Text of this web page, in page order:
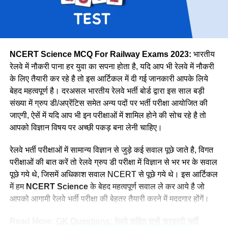
वे कहती है कि उनके इस काम को लेकर कई लोग ताने सुनाते है लेकिन वे
लोगों की बातों पर ध्यान नहीं देती है और अपना काम पूरे मन से करती है।
नीलम मानती है कि महिलाओ को हर क्षेत्र में आना चाहिए। क्योंकि महिला
पुरुष से बेहतर काम कर सकती है।
18383
उत्तर
38967
उत्तर पश्चिमी
15207
दक्षिण मध्य
16947
दक्षिण पूर्व मध्य
8025
दक्षिण पूर्व
17661
दक्षिण
22357
दक्षिण पश्चिम
6581
पश्चिम मध्य
11636
पश्चिम
30667
NCERT Science MCQ For Railway Exams 2023: भारतीय
रेलवे में नौकरी पाना हर युवा का सपना होता है, यदि आप भी रेलवे में नौकरी
के लिए तैयारी कर रहे है तो इस आर्टिकल में दी गई जानकारी आपके लिये
बेहद महत्वपूर्ण है। दरअसल भारतीय रेलवे भर्ती बोर्ड द्वारा इस साल बड़ी
संख्या में ग्रुप डी/अप्रेंटिस समेत अन्य पदों पर भर्ती परीक्षा आयोजित की
जाएगी, ऐसें में यदि आप भी इन परीक्षाओं में शामिल होने की सोच रहे है तो
आपको विज्ञान विषय पर अच्छी पकड़ बना लेनी चाहिए।
रेलवे भर्ती परीक्षाओं में सामान्य विज्ञान से जुड़े कई सवाल पूछे जाते है, विगत
परीक्षाओं की बात करें तो रेलवे ग्रुप डी परीक्षा में विज्ञान से भर भर के सवाल
पूछे गये थे, जिसमें अधिकाश सवाल NCERT से पूछे गये थे। इस आर्टिकल
में हम NCERT Scienceके बेहद महत्वपूर्ण सवाल ले कर आये है जो
आपको आगामी रेलवे भर्ती परीक्षा की बेहतर तैयारी करने में मददगार होंगें।